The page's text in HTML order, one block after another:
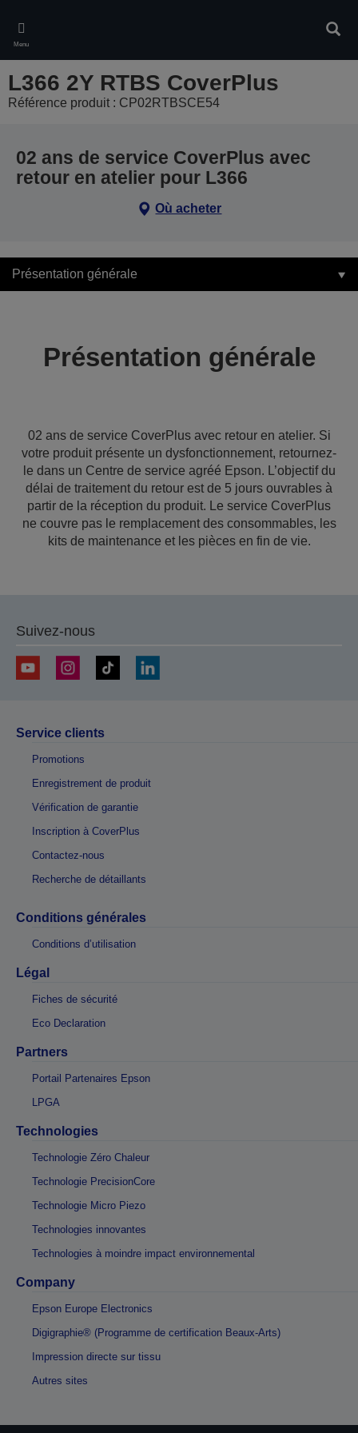
main
content
Menu
L366 2Y RTBS CoverPlus
Référence produit : CP02RTBSCE54
02 ans de service CoverPlus avec
retour en atelier pour L366
Où acheter
Présentation générale
Présentation générale
02 ans de service CoverPlus avec retour en atelier. Si
votre produit présente un dysfonctionnement, retournez-
le dans un Centre de service agréé Epson. L’objectif du
délai de traitement du retour est de 5 jours ouvrables à
partir de la réception du produit. Le service CoverPlus
ne couvre pas le remplacement des consommables, les
kits de maintenance et les pièces en fin de vie.
Suivez-nous
Service clients
Promotions
Enregistrement de produit
Vérification de garantie
Inscription à CoverPlus
Contactez-nous
Recherche de détaillants
Conditions générales
Conditions d’utilisation
Légal
Fiches de sécurité
Eco Declaration
Partners
Portail Partenaires Epson
LPGA
Technologies
Technologie Zéro Chaleur
Technologie PrecisionCore
Technologie Micro Piezo
Technologies innovantes
Technologies à moindre impact environnemental
Company
Epson Europe Electronics
Digigraphie® (Programme de certification Beaux-Arts)
Impression directe sur tissu
Autres sites